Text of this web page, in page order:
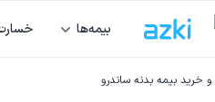
بیمه‌ها
و خرید بیمه بدنه ساندرو